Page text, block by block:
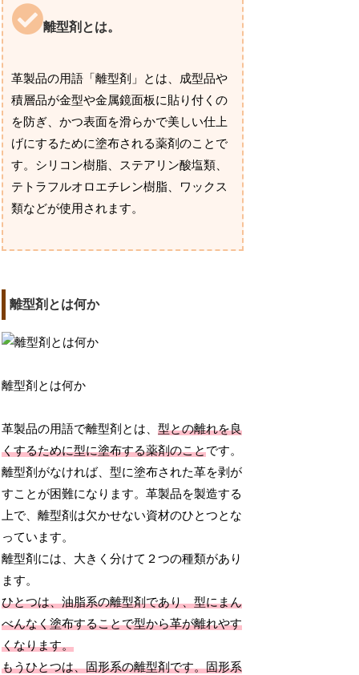
離型剤とは。
革製品の用語「離型剤」とは、成型品や
積層品が金型や金属鏡面板に貼り付くの
を防ぎ、かつ表面を滑らかで美しい仕上
げにするために塗布される薬剤のことで
す。シリコン樹脂、ステアリン酸塩類、
テトラフルオロエチレン樹脂、ワックス
類などが使用されます。
離型剤とは何か
離型剤とは何か
革製品の用語で離型剤とは、型との離れを良
くするために型に塗布する薬剤のことです。
離型剤がなければ、型に塗布された革を剥が
すことが困難になります。革製品を製造する
上で、離型剤は欠かせない資材のひとつとな
っています。
離型剤には、大きく分けて２つの種類があり
ます。
ひとつは、油脂系の離型剤であり、型にまん
べんなく塗布することで型から革が離れやす
くなります。
もうひとつは、固形系の離型剤です。固形系